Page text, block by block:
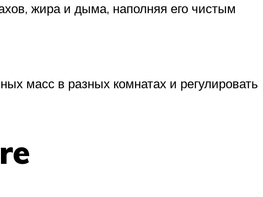
жира и дыма, наполняя его чистым
масс в разных комнатах и регулировать